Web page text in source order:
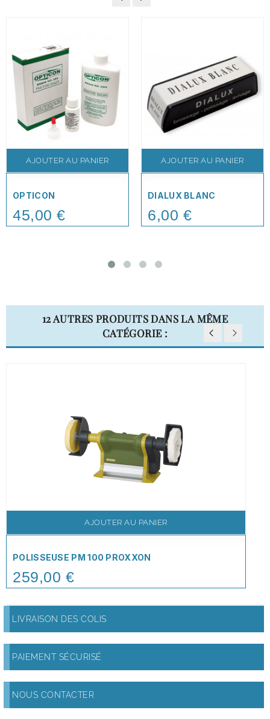
AJOUTER AU PANIER
OPTICON
Price
45,00 €
AJOUTER AU PANIER
DIALUX BLANC
Price
6,00 €
12 AUTRES PRODUITS DANS LA MÊME
CATÉGORIE :
AJOUTER AU PANIER
POLISSEUSE PM 100 PROXXON
Price
259,00 €
LIVRAISON DES COLIS
PAIEMENT SÉCURISÉ
NOUS CONTACTER